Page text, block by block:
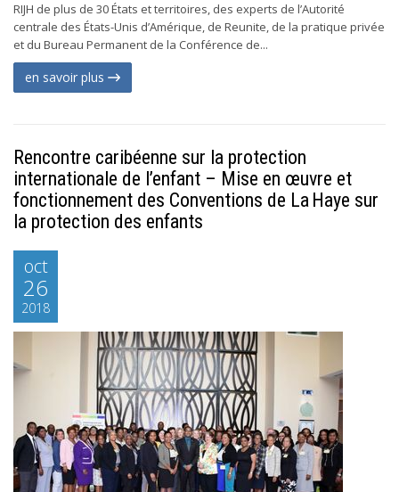
RIJH de plus de 30 États et territoires, des experts de l’Autorité
centrale des États-Unis d’Amérique, de Reunite, de la pratique privée
et du Bureau Permanent de la Conférence de...
en savoir plus
Rencontre caribéenne sur la protection
internationale de l’enfant – Mise en œuvre et
fonctionnement des Conventions de La Haye sur
la protection des enfants
oct
26
2018